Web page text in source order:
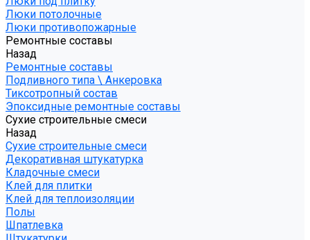
Люки потолочные
Люки противопожарные
Ремонтные составы
Назад
Ремонтные составы
Подливного типа \ Анкеровка
Тиксотропный состав
Эпоксидные ремонтные составы
Сухие строительные смеси
Назад
Сухие строительные смеси
Декоративная штукатурка
Кладочные смеси
Клей для плитки
Клей для теплоизоляции
Полы
Шпатлевка